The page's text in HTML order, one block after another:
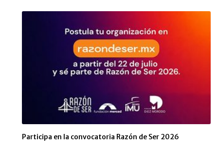
Participa en la convocatoria Razón de Ser 2026